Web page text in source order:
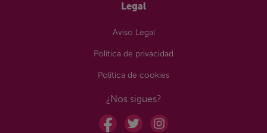
Legal
Aviso Legal
Política de privacidad
Política de cookies
¿Nos sigues?